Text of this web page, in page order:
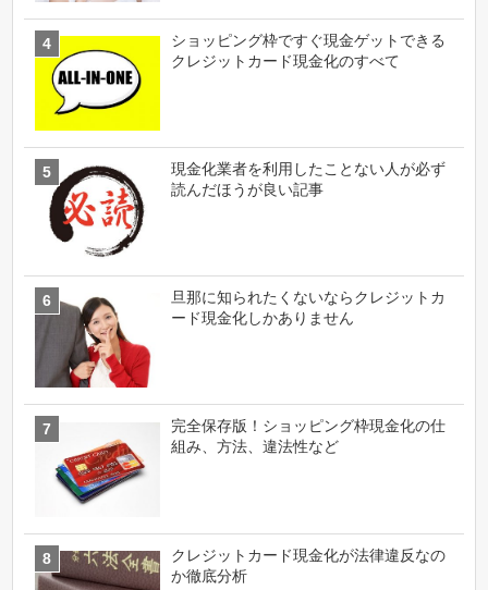
ショッピング枠ですぐ現金ゲットできる
クレジットカード現金化のすべて
現金化業者を利用したことない人が必ず
読んだほうが良い記事
旦那に知られたくないならクレジットカ
ード現金化しかありません
完全保存版！ショッピング枠現金化の仕
組み、方法、違法性など
クレジットカード現金化が法律違反なの
か徹底分析